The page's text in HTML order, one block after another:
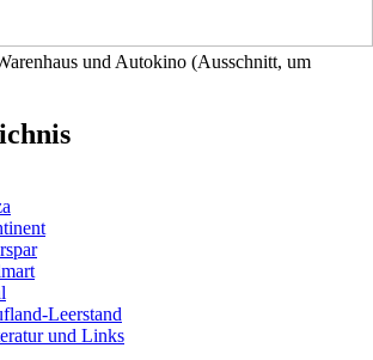
und Autokino (Ausschnitt, um
Leerstand
und Links